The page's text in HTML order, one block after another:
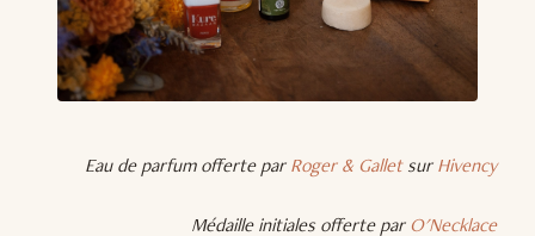
Eau de parfum offerte parRoger & GalletsurHivency
Médaille initiales offerte parO'Necklace